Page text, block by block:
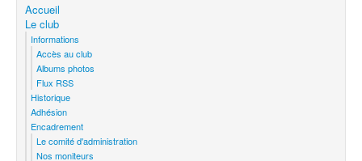
Accueil
Le club
Informations
Accès au club
Albums photos
Flux RSS
Historique
Adhésion
Encadrement
Le comité d'administration
Nos moniteurs